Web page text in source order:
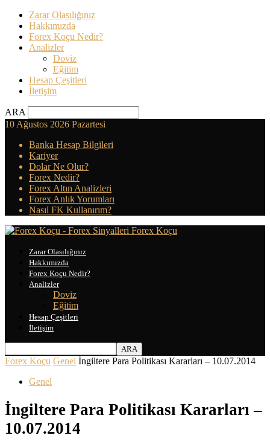
Zarar Olasılığınız
Hakkımızda
Forex Koçu Nedir?
Analizler
Doviz
Eğitim
Hesap Çeşitleri
İletişim
ARA
10 Ağustos 2026 Pazartesi
Banka Hesap Bilgileri
Kariyer
Dolar Ne Olur?
Forex Nedir?
Forex Altın Analizleri
Forex Anlık Yorumları
Nasıl FK Kullanırım?
Forex Koçu
Zarar Olasılığınız
Hakkımızda
Forex Koçu Nedir?
Analizler
Doviz
Eğitim
Hesap Çeşitleri
İletişim
Forex Koçu Genel İngiltere Para Politikası Kararları – 10.07.2014
Genel
İngiltere Para Politikası Kararları –
10.07.2014